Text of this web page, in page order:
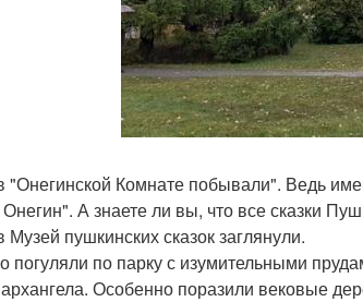
"Онегинской Комнате побывали". Ведь
А знаете ли вы, что все сказки
Музей пушкинских сказок заглянули.
погуляли по парку с изумительными
Особенно поразили вековые